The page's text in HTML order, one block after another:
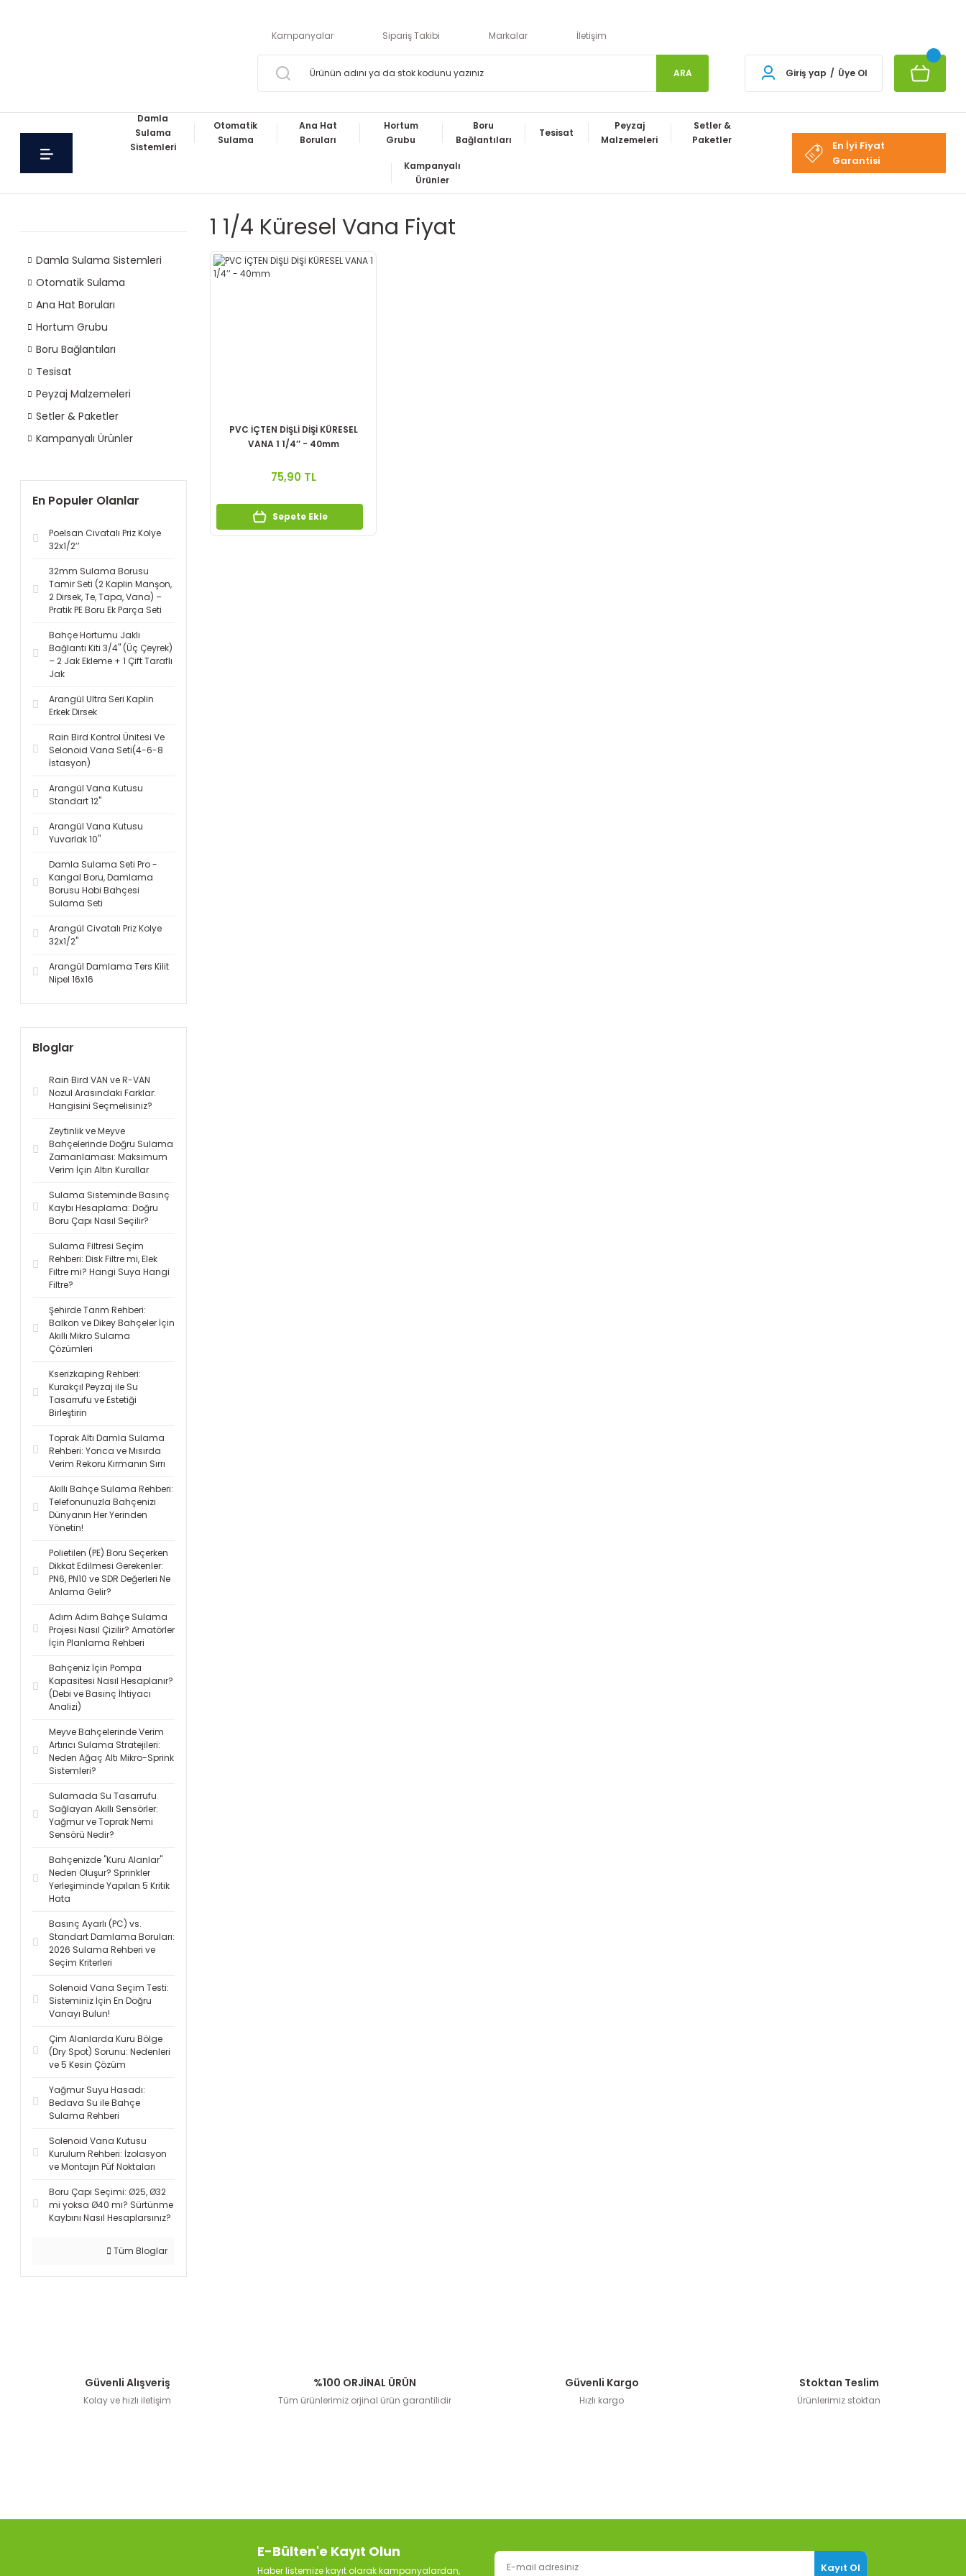
Kampanyalar Sipariş Takibi Markalar İletişim
ARA Giriş yap / Üye Ol
Damla
Sulama
Sistemleri
Otomatik
Sulama
Ana Hat
Boruları
Hortum
Grubu
Boru
Bağlantıları
Tesisat
Peyzaj
Malzemeleri
Setler &
Paketler
Kampanyalı
Ürünler
En İyi Fiyat
Garantisi
Damla Sulama Sistemleri
Otomatik Sulama
Ana Hat Boruları
Hortum Grubu
Boru Bağlantıları
Tesisat
Peyzaj Malzemeleri
Setler & Paketler
Kampanyalı Ürünler
En Populer Olanlar
Poelsan Civatalı Priz Kolye
32x1/2’’
32mm Sulama Borusu
Tamir Seti (2 Kaplin Manşon,
2 Dirsek, Te, Tapa, Vana) –
Pratik PE Boru Ek Parça Seti
Bahçe Hortumu Jaklı
Bağlantı Kiti 3/4'' (Üç Çeyrek)
– 2 Jak Ekleme + 1 Çift Taraflı
Jak
Arangül Ultra Seri Kaplin
Erkek Dirsek
Rain Bird Kontrol Ünitesi Ve
Selonoid Vana Seti(4-6-8
İstasyon)
Arangül Vana Kutusu
Standart 12''
Arangül Vana Kutusu
Yuvarlak 10''
Damla Sulama Seti Pro -
Kangal Boru, Damlama
Borusu Hobi Bahçesi
Sulama Seti
Arangül Civatalı Priz Kolye
32x1/2''
Arangül Damlama Ters Kilit
Nipel 16x16
Bloglar
Rain Bird VAN ve R-VAN
Nozul Arasındaki Farklar:
Hangisini Seçmelisiniz?
Zeytinlik ve Meyve
Bahçelerinde Doğru Sulama
Zamanlaması: Maksimum
Verim İçin Altın Kurallar
Sulama Sisteminde Basınç
Kaybı Hesaplama: Doğru
Boru Çapı Nasıl Seçilir?
Sulama Filtresi Seçim
Rehberi: Disk Filtre mi, Elek
Filtre mi? Hangi Suya Hangi
Filtre?
Şehirde Tarım Rehberi:
Balkon ve Dikey Bahçeler İçin
Akıllı Mikro Sulama
Çözümleri
Kserizkaping Rehberi:
Kurakçıl Peyzaj ile Su
Tasarrufu ve Estetiği
Birleştirin
Toprak Altı Damla Sulama
Rehberi: Yonca ve Mısırda
Verim Rekoru Kırmanın Sırrı
Akıllı Bahçe Sulama Rehberi:
Telefonunuzla Bahçenizi
Dünyanın Her Yerinden
Yönetin!
Polietilen (PE) Boru Seçerken
Dikkat Edilmesi Gerekenler:
PN6, PN10 ve SDR Değerleri Ne
Anlama Gelir?
Adım Adım Bahçe Sulama
Projesi Nasıl Çizilir? Amatörler
İçin Planlama Rehberi
Bahçeniz İçin Pompa
Kapasitesi Nasıl Hesaplanır?
(Debi ve Basınç İhtiyacı
Analizi)
Meyve Bahçelerinde Verim
Artırıcı Sulama Stratejileri:
Neden Ağaç Altı Mikro-Sprink
Sistemleri?
Sulamada Su Tasarrufu
Sağlayan Akıllı Sensörler:
Yağmur ve Toprak Nemi
Sensörü Nedir?
Bahçenizde "Kuru Alanlar"
Neden Oluşur? Sprinkler
Yerleşiminde Yapılan 5 Kritik
Hata
Basınç Ayarlı (PC) vs.
Standart Damlama Boruları:
2026 Sulama Rehberi ve
Seçim Kriterleri
Solenoid Vana Seçim Testi:
Sisteminiz İçin En Doğru
Vanayı Bulun!
Çim Alanlarda Kuru Bölge
(Dry Spot) Sorunu: Nedenleri
ve 5 Kesin Çözüm
Yağmur Suyu Hasadı:
Bedava Su ile Bahçe
Sulama Rehberi
Solenoid Vana Kutusu
Kurulum Rehberi: İzolasyon
ve Montajın Püf Noktaları
Boru Çapı Seçimi: Ø25, Ø32
mi yoksa Ø40 mı? Sürtünme
Kaybını Nasıl Hesaplarsınız?
Tüm Bloglar
1 1/4 Küresel Vana Fiyat
PVC İÇTEN DİŞLİ DİŞİ KÜRESEL
VANA 1 1/4’’ - 40mm
75,90 TL
Sepete Ekle
Güvenli Alışveriş
Kolay ve hızlı iletişim
%100 ORJİNAL ÜRÜN
Tüm ürünlerimiz orjinal ürün garantilidir
Güvenli Kargo
Hızlı kargo
Stoktan Teslim
Ürünlerimiz stoktan
E-Bülten'e Kayıt Olun
Haber listemize kayıt olarak kampanyalardan, Kayıt Ol